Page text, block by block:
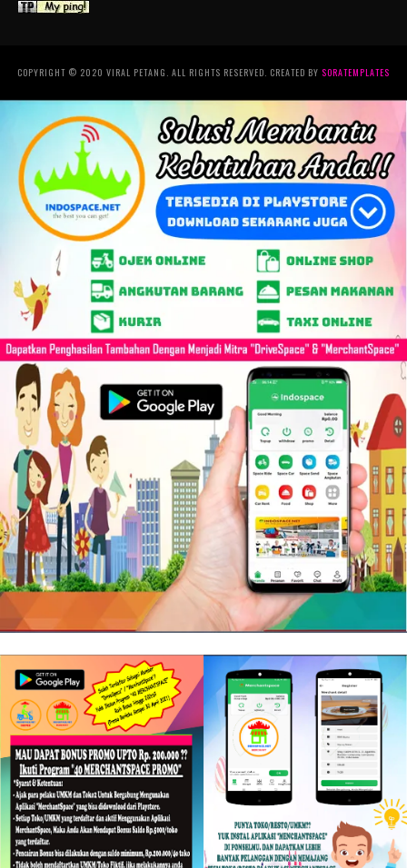
COPYRIGHT © 2020 VIRAL PETANG. ALL RIGHTS RESERVED. CREATED BY SORATEMPLATES